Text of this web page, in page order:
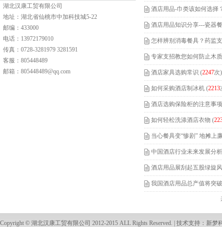
湖北汉康工贸有限公司
地址：湖北省仙桃市中加科技城5-22
邮编：433000
电话：13972179010
传真：0728-3281979 3281591
客服： 805448489
邮箱： 805448489@qq.com
酒店用品-巾类该如何选择
酒店用品知识分享---瓷器
怎样辨别消毒餐具？药监
专家支招教您如何防止木
酒店家具选购常识 (2247次)
如何采购酒店制冰机(2213
酒店选购保险柜的注意事项
如何轻松洗涤酒店衣物 (
当心餐具变“惨剧” 地摊上
中国酒店行业未来发展分析
酒店用品展刮起五股绿旋
我国酒店用品总产值将突
Copyright © 湖北汉康工贸有限公司 2012-2015 ALL Rights Reserved. | 技术支持： 新梦